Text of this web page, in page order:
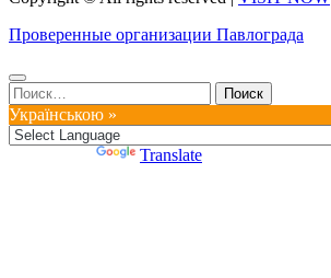
Проверенные организации Павлограда
Найти:
Українською »
Translate